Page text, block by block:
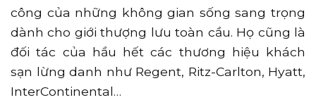
công của những không gian sống sang trọng
dành cho giới thượng lưu toàn cầu. Họ cũng là
đối tác của hầu hết các thương hiệu khách
sạn lừng danh như Regent, Ritz-Carlton, Hyatt,
InterContinental…